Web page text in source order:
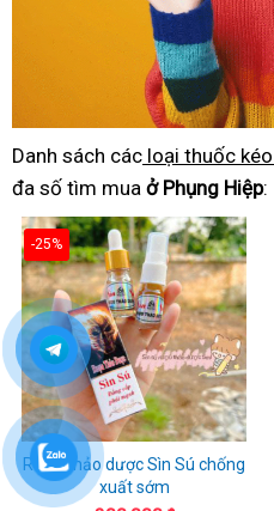
Danh sách các loại thuốc
đa số tìm mua ở Phụng Hiệp:
-25%
Rượu thảo dược Sìn Sú chống
xuất sớm